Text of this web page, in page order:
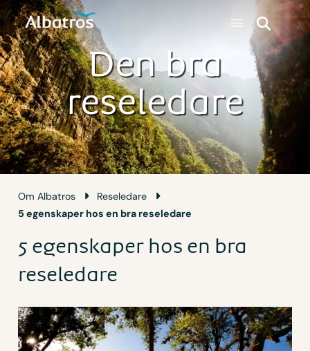
Den bra
reseledare
Om Albatros
Reseledare
5 egenskaper hos en bra reseledare
5 egenskaper hos en bra
reseledare